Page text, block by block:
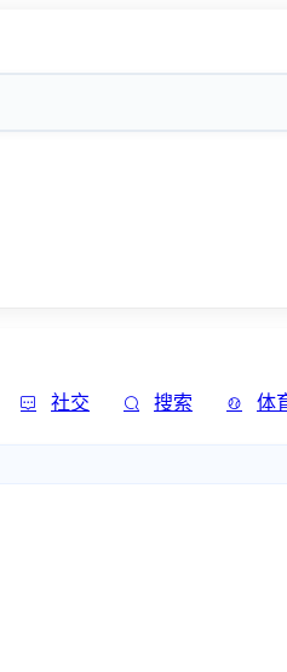
社交 搜索 体